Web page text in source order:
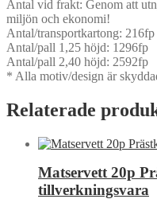
Antal vid frakt: Genom att
miljön och ekonomi!
Antal/transportkartong: 216fp
Antal/pall 1,25 höjd: 1296fp
Antal/pall 2,40 höjd: 2592fp
* Alla motiv/design är
Relaterade
Matservett 20p
tillverkningsvara